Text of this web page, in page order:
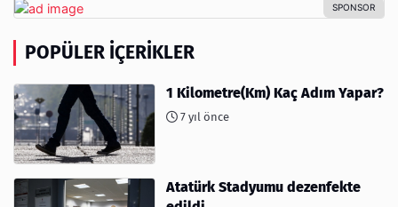
POPÜLER İÇERIKLER
1 Kilometre(Km) Kaç Adım Yapar?
7 yıl önce
Atatürk Stadyumu dezenfekte